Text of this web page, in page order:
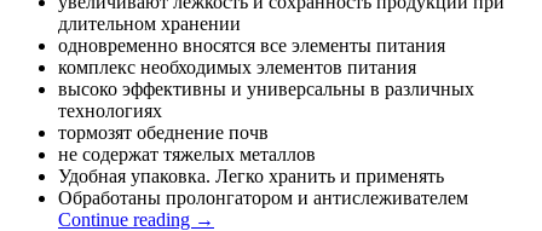
длительном хранении
одновременно вносятся все элементы питания
комплекс необходимых элементов питания
высоко эффективны и универсальны в различных
технологиях
тормозят обеднение почв
не содержат тяжелых металлов
Удобная упаковка. Легко хранить и применять
Обработаны пролонгатором и антислеживателем
Continue reading →